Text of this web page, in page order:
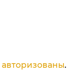
авторизованы.